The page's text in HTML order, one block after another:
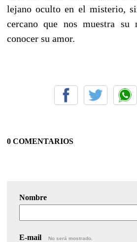
lejano oculto en el misterio,
cercano que nos muestra
conocer su amor.
0 COMENTARIOS
Nombre
E-mail No será mostrado.